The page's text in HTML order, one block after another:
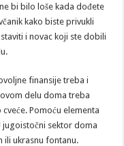
bi bilo loše kada dođete
kako biste privukli
i novac koji ste dobili
finansije treba i
delu doma treba
Pomoću elementa
jugoistočni sektor doma
ili ukrasnu fontanu.